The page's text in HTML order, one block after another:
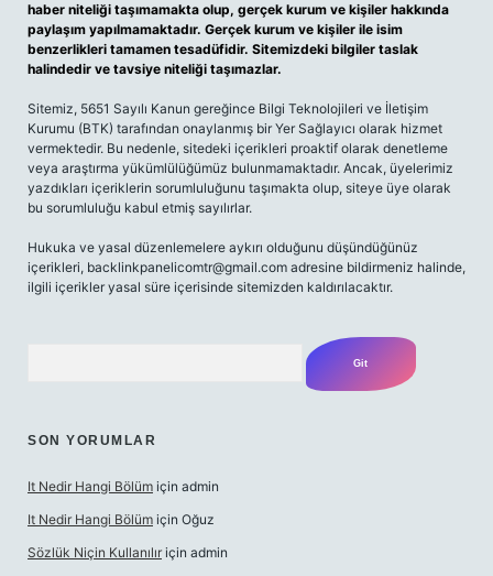
haber niteliği taşımamakta olup, gerçek kurum ve kişiler hakkında
paylaşım yapılmamaktadır. Gerçek kurum ve kişiler ile isim
benzerlikleri tamamen tesadüfidir. Sitemizdeki bilgiler taslak
halindedir ve tavsiye niteliği taşımazlar.
Sitemiz, 5651 Sayılı Kanun gereğince Bilgi Teknolojileri ve İletişim
Kurumu (BTK) tarafından onaylanmış bir Yer Sağlayıcı olarak hizmet
vermektedir. Bu nedenle, sitedeki içerikleri proaktif olarak denetleme
veya araştırma yükümlülüğümüz bulunmamaktadır. Ancak, üyelerimiz
yazdıkları içeriklerin sorumluluğunu taşımakta olup, siteye üye olarak
bu sorumluluğu kabul etmiş sayılırlar.
Hukuka ve yasal düzenlemelere aykırı olduğunu düşündüğünüz
içerikleri, backlinkpanelicomtr@gmail.com adresine bildirmeniz halinde,
ilgili içerikler yasal süre içerisinde sitemizden kaldırılacaktır.
SON YORUMLAR
It Nedir Hangi Bölüm için admin
It Nedir Hangi Bölüm için Oğuz
Sözlük Niçin Kullanılır için admin